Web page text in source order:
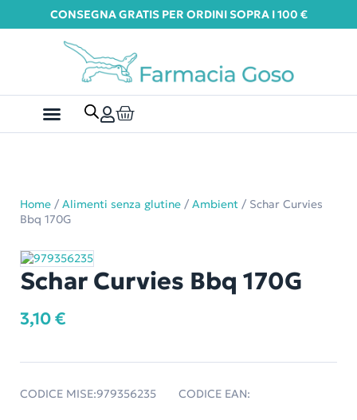
CONSEGNA GRATIS PER ORDINI SOPRA I 100 €
Home / Alimenti senza glutine / Ambient / Schar Curvies
Bbq 170G
Schar Curvies Bbq 170G
3,10€
CODICE MISE:979356235 CODICE EAN: